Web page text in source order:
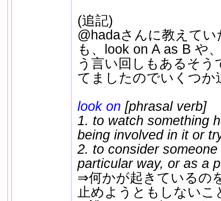
(追記)
@hadaさんに教えて
も、look on A as B や
う言い回しもあるそう
てましたのでいくつか
look on [phrasal verb]
1. to watch something
being involved in it or
2. to consider
particular way, or as a
⇒何かが起きているの
止めようともしないこ